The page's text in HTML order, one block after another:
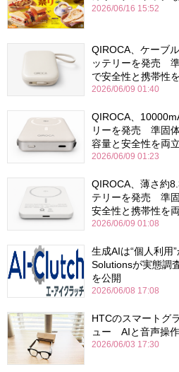
2026/06/16 15:52
QIROCA、ケーブ
ッテリーを発売
で安全性と携帯性
2026/06/09 01:40
QIROCA、
リーを発売 準固
容量と安全性を両立
2026/06/09 01:23
QIROCA、薄さ約
テリーを発売 準
安全性と携帯性を
2026/06/09 01:08
生成AIは“個人利用
Solutionsが実態調
を公開
2026/06/08 17:08
HTCのスマートグ
ュー AIと音声操作
2026/06/03 17:30